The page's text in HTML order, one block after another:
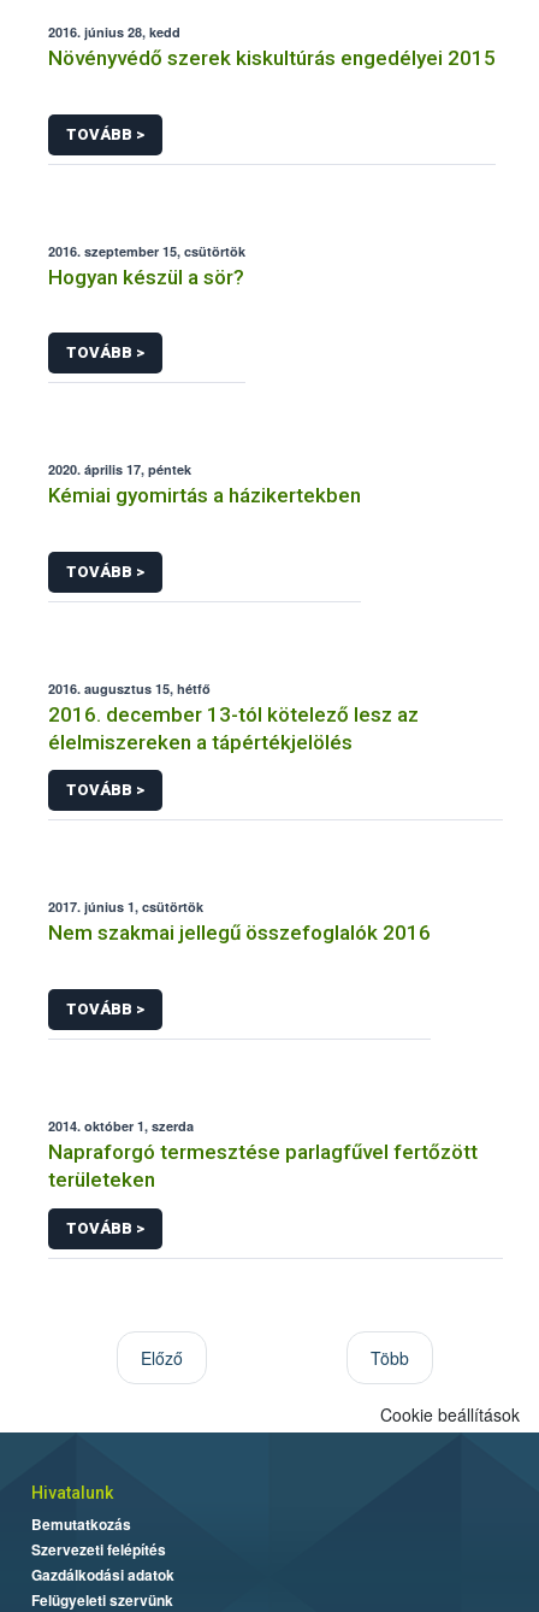
2016. június 28, kedd
Növényvédő szerek kiskultúrás engedélyei 2015
TOVÁBB >
2016. szeptember 15, csütörtök
Hogyan készül a sör?
TOVÁBB >
2020. április 17, péntek
Kémiai gyomirtás a házikertekben
TOVÁBB >
2016. augusztus 15, hétfő
2016. december 13-tól kötelező lesz az
élelmiszereken a tápértékjelölés
TOVÁBB >
2017. június 1, csütörtök
Nem szakmai jellegű összefoglalók 2016
TOVÁBB >
2014. október 1, szerda
Napraforgó termesztése parlagfűvel fertőzött
területeken
TOVÁBB >
Előző Több
Cookie beállítások
Hivatalunk
Bemutatkozás
Szervezeti felépítés
Gazdálkodási adatok
Felügyeleti szervünk